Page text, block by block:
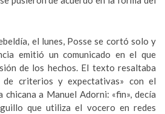
el lunes, Posse se cortó solo y
emitió un comunicado en el que
de los hechos. El texto resaltaba
de criterios y expectativas» con el
chicana a Manuel Adorni: «fin», decía
que utiliza el vocero en redes